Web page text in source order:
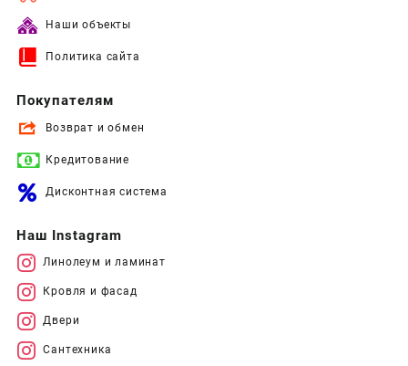
Наши объекты
Политика сайта
Покупателям
Возврат и обмен
Кредитование
Дисконтная система
Наш Instagram
Линолеум и ламинат
Кровля и фасад
Двери
Сантехника